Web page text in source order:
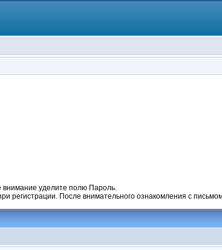
уделите полю Пароль.
регистрации. После внимательного ознакомления с